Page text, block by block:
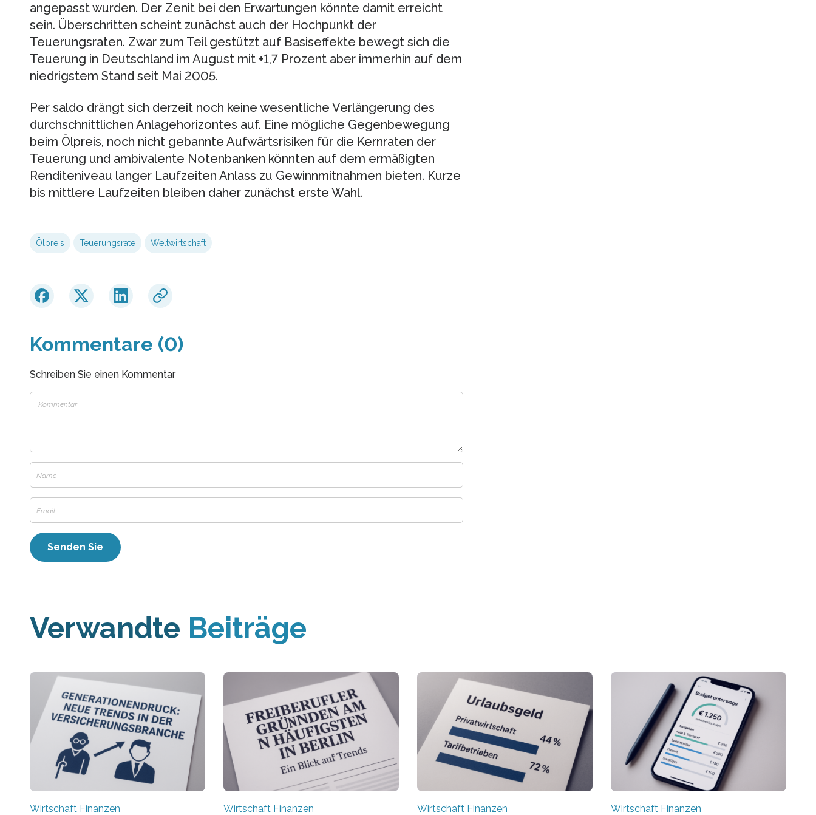
angepasst wurden. Der Zenit bei den Erwartungen könnte damit erreicht
sein. Überschritten scheint zunächst auch der Hochpunkt der
Teuerungsraten. Zwar zum Teil gestützt auf Basiseffekte bewegt sich die
Teuerung in Deutschland im August mit +1,7 Prozent aber immerhin auf dem
niedrigstem Stand seit Mai 2005.
Per saldo drängt sich derzeit noch keine wesentliche Verlängerung des
durchschnittlichen Anlagehorizontes auf. Eine mögliche Gegenbewegung
beim Ölpreis, noch nicht gebannte Aufwärtsrisiken für die Kernraten der
Teuerung und ambivalente Notenbanken könnten auf dem ermäßigten
Renditeniveau langer Laufzeiten Anlass zu Gewinnmitnahmen bieten. Kurze
bis mittlere Laufzeiten bleiben daher zunächst erste Wahl.
Ölpreis Teuerungsrate Weltwirtschaft
Kommentare (0)
Schreiben Sie einen Kommentar
Verwandte Beiträge
Wirtschaft Finanzen Wirtschaft Finanzen Wirtschaft Finanzen Wirtschaft Finanzen